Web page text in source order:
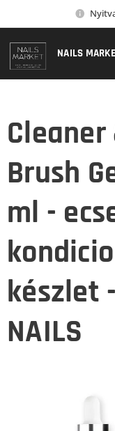
NAILS
Brush
ml -
készlet
NAILS